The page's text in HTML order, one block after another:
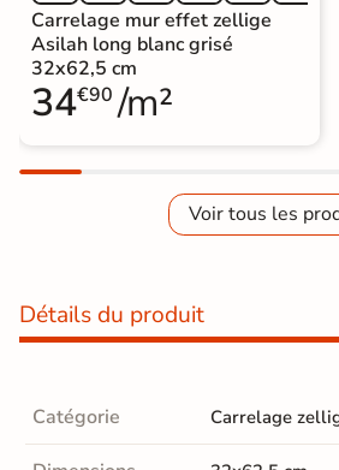
Carrelage mur effet zellige
Asilah long blanc grisé
32x62,5 cm
34€90 /m²
Voir tous les
Détails du produit
Catégorie Carrelage